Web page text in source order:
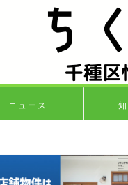
ニュース